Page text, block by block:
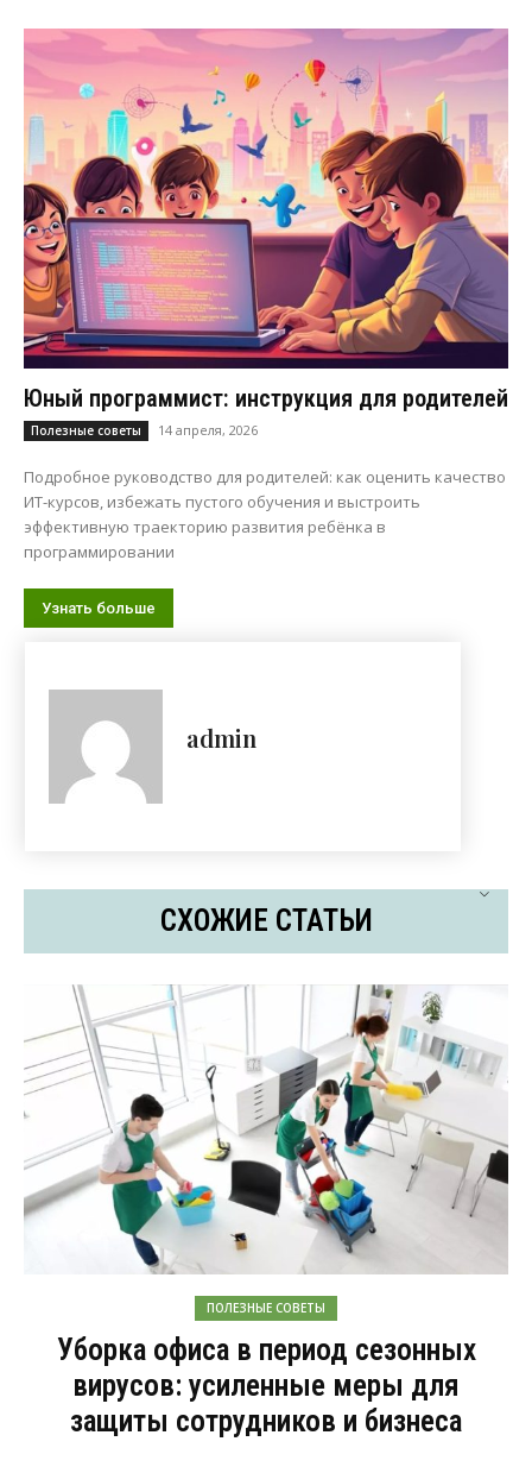
Юный программист: инструкция для родителей
Полезные советы 14 апреля, 2026
Подробное руководство для родителей: как оценить качество
ИТ-курсов, избежать пустого обучения и выстроить
эффективную траекторию развития ребёнка в
программировании
Узнать больше
admin
СХОЖИЕ СТАТЬИ
ПОЛЕЗНЫЕ СОВЕТЫ
Уборка офиса в период сезонных
вирусов: усиленные меры для
защиты сотрудников и бизнеса